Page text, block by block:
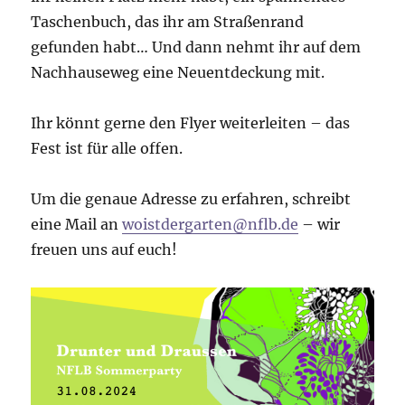
Taschenbuch, das ihr am Straßenrand
gefunden habt… Und dann nehmt ihr auf dem
Nachhauseweg eine Neuentdeckung mit.
Ihr könnt gerne den Flyer weiterleiten – das
Fest ist für alle offen.
Um die genaue Adresse zu erfahren, schreibt
eine Mail anwoistdergarten@nflb.de – wir
freuen uns auf euch!